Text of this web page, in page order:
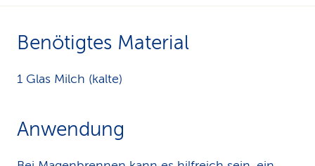
k
Benötigtes Material
1 Glas Milch (kalte)
Anwendung